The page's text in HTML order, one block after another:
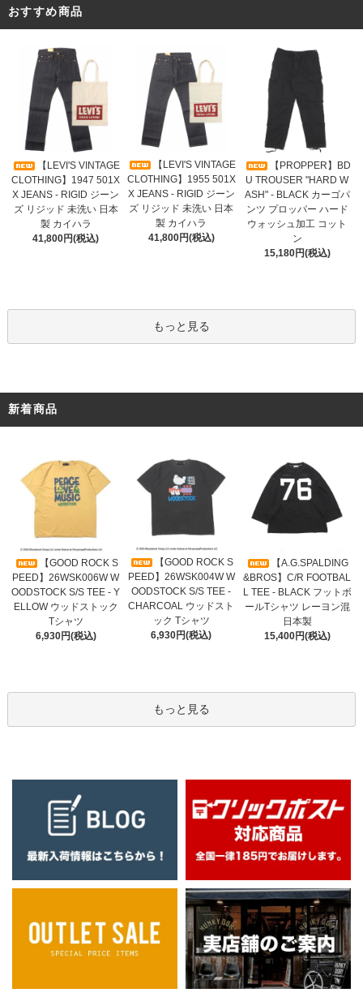
おすすめ商品
【LEVI'S VINTAGE
CLOTHING】1947 501X
X JEANS - RIGID ジーン
ズ リジッド 未洗い 日本
製 カイハラ
41,800円(税込)
【LEVI'S VINTAGE
CLOTHING】1955 501X
X JEANS - RIGID ジーン
ズ リジッド 未洗い 日本
製 カイハラ
41,800円(税込)
【PROPPER】BD
U TROUSER "HARD W
ASH" - BLACK カーゴパ
ンツ プロッパー ハード
ウォッシュ加工 コット
ン
15,180円(税込)
もっと見る
新着商品
【GOOD ROCK S
PEED】26WSK006W W
OODSTOCK S/S TEE - Y
ELLOW ウッドストック
Tシャツ
6,930円(税込)
【GOOD ROCK S
PEED】26WSK004W W
OODSTOCK S/S TEE -
CHARCOAL ウッドスト
ック Tシャツ
6,930円(税込)
【A.G.SPALDING
&BROS】C/R FOOTBAL
L TEE - BLACK フットボ
ールTシャツ レーヨン混
日本製
15,400円(税込)
もっと見る